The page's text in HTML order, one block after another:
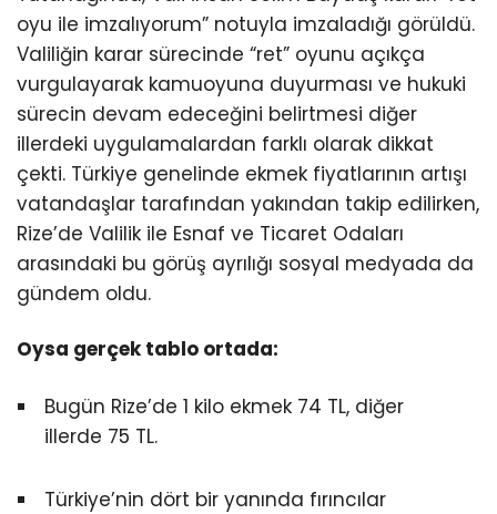
oyu ile imzalıyorum” notuyla imzaladığı görüldü.
Valiliğin karar sürecinde “ret” oyunu açıkça
vurgulayarak kamuoyuna duyurması ve hukuki
sürecin devam edeceğini belirtmesi diğer
illerdeki uygulamalardan farklı olarak dikkat
çekti. Türkiye genelinde ekmek fiyatlarının artışı
vatandaşlar tarafından yakından takip edilirken,
Rize’de Valilik ile Esnaf ve Ticaret Odaları
arasındaki bu görüş ayrılığı sosyal medyada da
gündem oldu.
Oysa gerçek tablo ortada:
Bugün Rize’de 1 kilo ekmek 74 TL, diğer
illerde 75 TL.
Türkiye’nin dört bir yanında fırıncılar